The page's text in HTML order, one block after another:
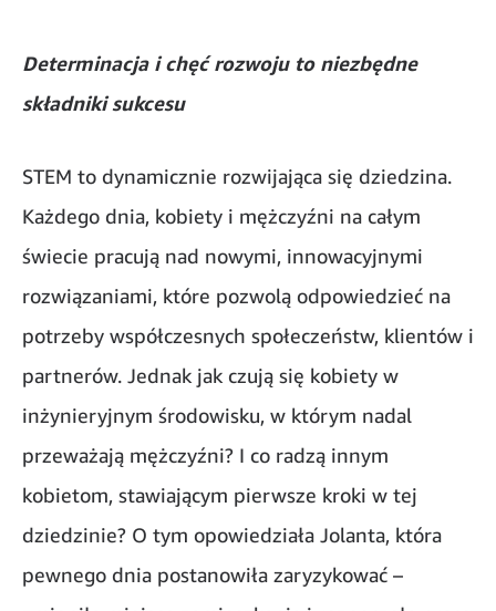
Determinacja i chęć rozwoju to niezbędne
składniki sukcesu
STEM to dynamicznie rozwijająca się dziedzina.
Każdego dnia, kobiety i mężczyźni na całym
świecie pracują nad nowymi, innowacyjnymi
rozwiązaniami, które pozwolą odpowiedzieć na
potrzeby współczesnych społeczeństw, klientów i
partnerów. Jednak jak czują się kobiety w
inżynieryjnym środowisku, w którym nadal
przeważają mężczyźni? I co radzą innym
kobietom, stawiającym pierwsze kroki w tej
dziedzinie? O tym opowiedziała Jolanta, która
pewnego dnia postanowiła zaryzykować –